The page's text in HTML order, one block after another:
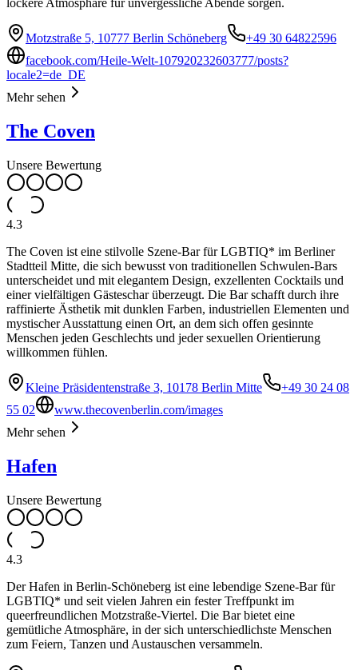
lockere Atmosphäre für unvergessliche Abende sorgen.
Motzstraße 5, 10777 Berlin Schöneberg
+49 30 64822596
facebook.com/Heile-Welt-107920232603777/posts?
locale2=de_DE
Mehr sehen
The Coven
Unsere Bewertung
4.3
The Coven ist eine stilvolle Szene-Bar für LGBTIQ* im Berliner
Stadtteil Mitte, die sich bewusst von traditionellen Schwulen-Bars
unterscheidet und mit elegantem Design, exzellenten Cocktails und
einer vielfältigen Gästeschar überzeugt. Die Bar schafft durch ihre
raffinierte Ästhetik mit dunklen Farben, industriellen Elementen und
mystischer Ausstattung einen Ort, an dem sich offen gesinnte
Menschen jeden Geschlechts und jeder sexuellen Orientierung
willkommen fühlen.
Kleine Präsidentenstraße 3, 10178 Berlin Mitte
+49 30 24 08
55 02
www.thecovenberlin.com/images
Mehr sehen
Hafen
Unsere Bewertung
4.3
Der Hafen in Berlin-Schöneberg ist eine lebendige Szene-Bar für
LGBTIQ* und seit vielen Jahren ein fester Treffpunkt im
queerfreundlichen Motzstraße-Viertel. Die Bar bietet eine
gemütliche Atmosphäre, in der sich unterschiedlichste Menschen
zum Feiern, Tanzen und Austauschen versammeln.